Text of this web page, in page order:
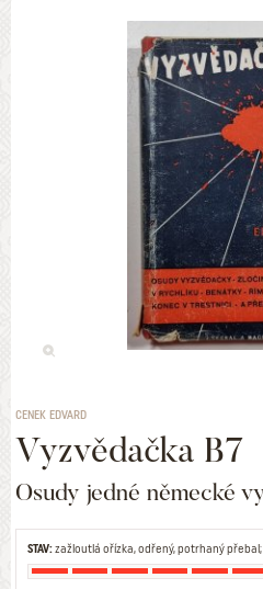
CENEK EDVARD
Vyzvědačka B7
Osudy jedné německé
STAV:zažloutlá ořízka, odřený, potrhaný